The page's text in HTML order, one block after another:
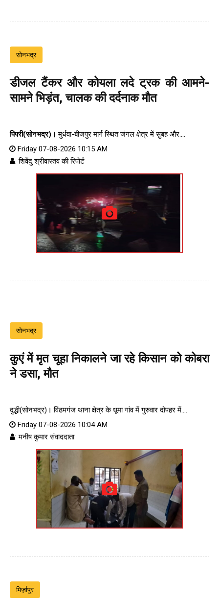
सोनभद्र
डीजल टैंकर और कोयला लदे ट्रक की आमने-
सामने भिड़ंत, चालक की दर्दनाक मौत
पिपरी(सोनभद्र)। मुर्धवा-बीजपुर मार्ग स्थित जंगल क्षेत्र में सुबह और....
Friday 07-08-2026 10:15 AM
: शिवेंदु श्रीवास्तव की रिपोर्ट
सोनभद्र
कुएं में मृत चूहा निकालने जा रहे किसान को कोबरा
ने डसा, मौत
दुद्धी(सोनभद्र)। विंढमगंज थाना क्षेत्र के धूमा गांव में गुरुवार दोपहर में....
Friday 07-08-2026 10:04 AM
: मनीष कुमार संवाददाता
मिर्ज़ापुर